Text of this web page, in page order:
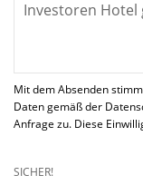
Mit dem Absenden
Daten gemäß der
Anfrage zu. Diese
SICHER!